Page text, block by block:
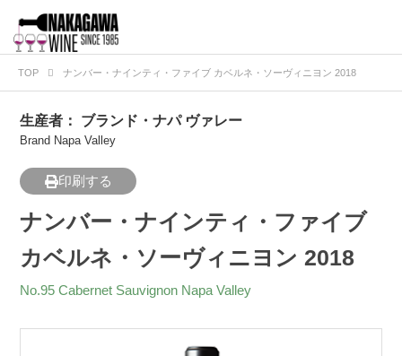
TOP ナンバー・ナインティ・ファイブ カベルネ・ソーヴィニヨン 2018
生産者： ブランド・ナパ ヴァレー
Brand Napa Valley
印刷する
ナンバー・ナインティ・ファイブ
カベルネ・ソーヴィニヨン 2018
No.95 Cabernet Sauvignon Napa Valley